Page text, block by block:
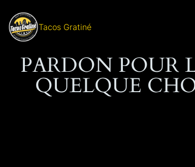
Tacos Gratiné
PARDON POUR
QUELQUE